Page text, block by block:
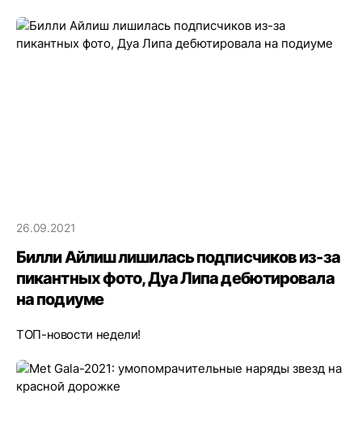
26.09.2021
Билли Айлиш лишилась подписчиков из-за
пикантных фото, Дуа Липа дебютировала
на подиуме
ТОП-новости недели!